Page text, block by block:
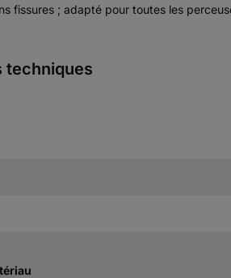
fissures ; adapté pour toutes les
techniques